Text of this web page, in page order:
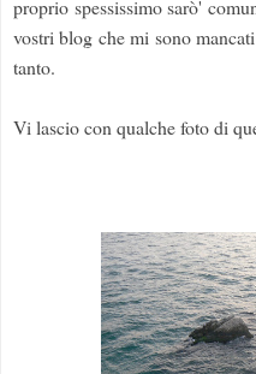
proprio spessissimo sarò'
vostri blog che mi sono
tanto.
Vi lascio con qualche foto di